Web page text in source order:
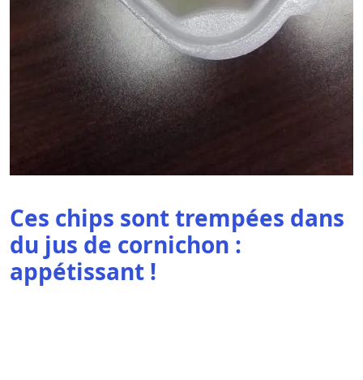
Ces chips sont trempées dans
du jus de cornichon :
appétissant !